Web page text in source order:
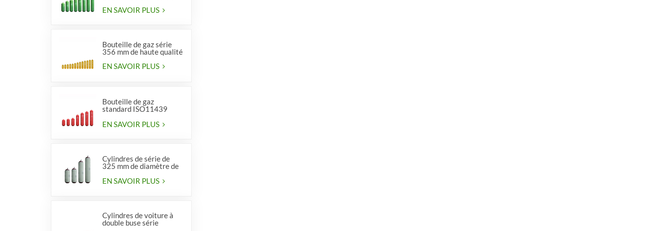
EN SAVOIR PLUS
Bouteille de gaz série
356 mm de haute qualité
EN SAVOIR PLUS
Bouteille de gaz
standard ISO11439
EN SAVOIR PLUS
Cylindres de série de
325 mm de diamètre de
véhicules
EN SAVOIR PLUS
Cylindres de voiture à
double buse série